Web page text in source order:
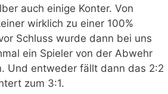
auch einige Konter. Von
wirklich zu einer 100%
Schluss wurde dann bei uns
ein Spieler von der Abwehr
Und entweder fällt dann das 2:2
zum 3:1.